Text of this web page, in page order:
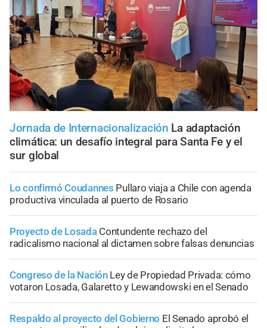
Jornada de Internacionalización La adaptación
climática: un desafío integral para Santa Fe y el
sur global
Lo confirmó Coudannes Pullaro viaja a Chile con agenda
productiva vinculada al puerto de Rosario
Proyecto de Losada Contundente rechazo del
radicalismo nacional al dictamen sobre falsas denuncias
Congreso de la Nación Ley de Propiedad Privada: cómo
votaron Losada, Galaretto y Lewandowski en el Senado
Respaldo al proyecto del Gobierno El Senado aprobó el